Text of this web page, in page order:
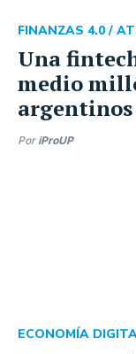
Una
medio
FINANZAS 4.0 /
Por iProUP
ECONOMÍA